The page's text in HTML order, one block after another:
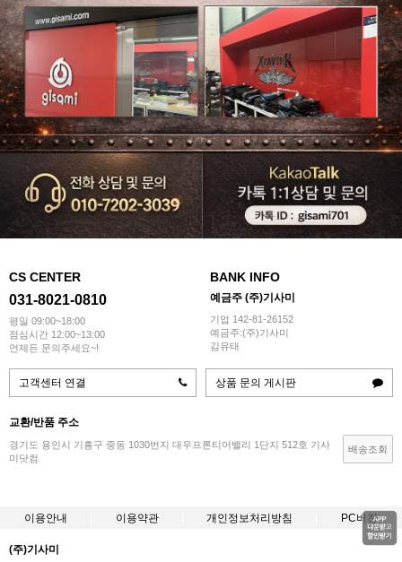
CS CENTER
031-8021-0810
평일 09:00~18:00
점심시간 12:00~13:00
언제든 문의주세요~!
BANK INFO
예금주 (주)기사미
기업 142-81-26152
예금주:(주)기사미
김유태
고객센터 연결 상품 문의 게시판
교환/반품 주소
경기도 용인시 기흥구 중동 1030번지 대우프론티어밸리 1단지 512호 기사
미닷컴
배송조회
이용안내 이용약관 개인정보처리방침 PC버전
(주)기사미